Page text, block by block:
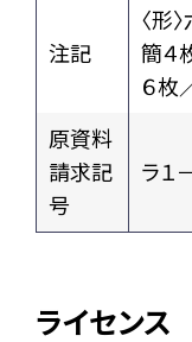
注記
〈形
簡４
６枚
原資料
請求記
号
ラ１
ライセンス